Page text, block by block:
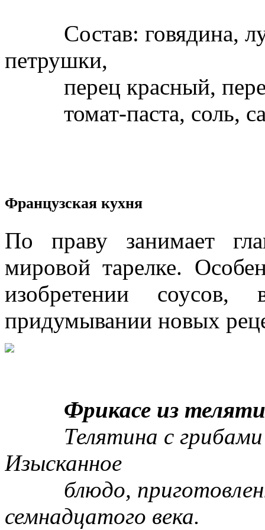
Состав: говядина,
петрушки,
перец красный,
томат-паста, соль,
Французская кухня
По праву занимает
мировой тарелке.
изобретении
придумывании новых
Фрикасе из
Телятина с грибами и
Изысканное
блюдо,
семнадцатого века.